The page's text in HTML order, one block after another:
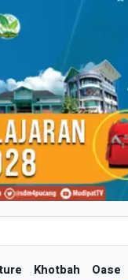
Khotbah Oase